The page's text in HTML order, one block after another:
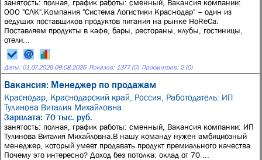
занятость: полная, график работы: сменный, Вакансия компании:
ООО "СЛК".Компания "Система Логистики Краснодар" – один из
ведущих поставщиков продуктов питания на рынке HoReCa.
Поставляем продукты в кафе, бары, рестораны, клубы, гостиницы,
отели...
Даты: 01.07.2026-09.08.2026 Показов: 1377 (0) Просмотров: 2 (0)
Вакансия: Менеджер по продажам
Краснодар, Краснодарский край, Россия, Работодатель: ИП
Тулинова Виталия Михайловна
Зарплата: 70 тыс. руб.
занятость: полная, график работы: сменный, Вакансия компании: ИП
Тулинова Виталия Михайловна.В нашу команду нужен амбициозный
менеджер, который умеет продавать продукт премиального качества.
Почему это интересно? Доход без потолка: оклад от 70 ...